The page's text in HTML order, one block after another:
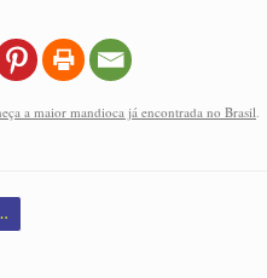
a maior mandioca já encontrada no Brasil.